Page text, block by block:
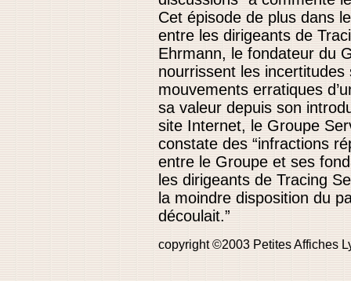
Cet épisode de plus dans
entre les dirigeants de
Ehrmann, le fondateur du
nourrissent les incertitudes
mouvements erratiques
sa valeur depuis son
site Internet, le Groupe
constate des “infractions
entre le Groupe et ses
les dirigeants de Tracing
la moindre disposition du
découlait.”
copyright ©2003 Petites Affiches